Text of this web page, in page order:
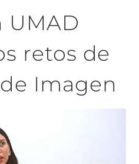
UMAD
retos de
Imagen